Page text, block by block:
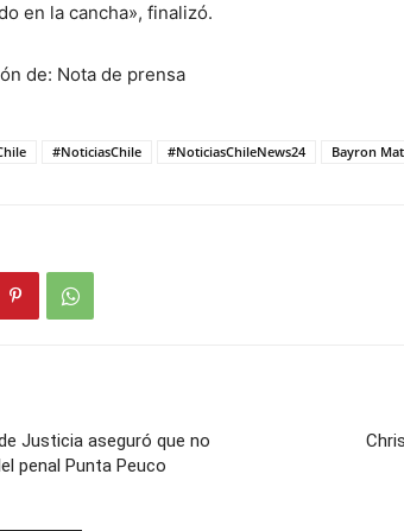
en la cancha», finalizó.
de: Nota de prensa
#NoticiasChile #NoticiasChileNews24 Bayron
Justicia aseguró que no
penal Punta Peuco